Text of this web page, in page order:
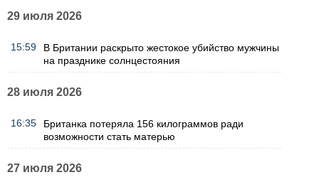
29 июля 2026
15:59
В Британии раскрыто жестокое убийство мужчины
на празднике солнцестояния
28 июля 2026
16:35
Британка потеряла 156 килограммов ради
возможности стать матерью
27 июля 2026